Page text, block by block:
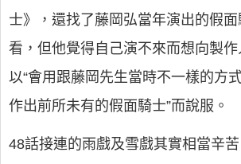
士》，還找了藤岡弘當年演出的假
看，但他覺得自己演不來而想向製
以“會用跟藤岡先生當時不一樣的方
作出前所未有的假面騎士”而說服。
48話接連的雨戲及雪戲其實相當辛